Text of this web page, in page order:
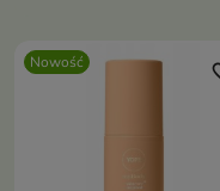
Nowość